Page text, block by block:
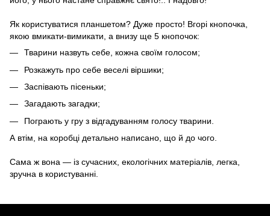
Як користуватися планшетом? Дуже просто! Вгорі кнопочка,
якою вмикати-вимикати, а внизу ще 5 кнопочок:
Тварини назвуть себе, кожна своїм голосом;
Розкажуть про себе веселі віршики;
Заспівають пісеньки;
Загадають загадки;
Пограють у гру з відгадуванням голосу тварини.
А втім, на коробці детально написано, що й до чого.
Сама ж вона — із сучасних, екологічних матеріалів, легка,
зручна в користуванні.